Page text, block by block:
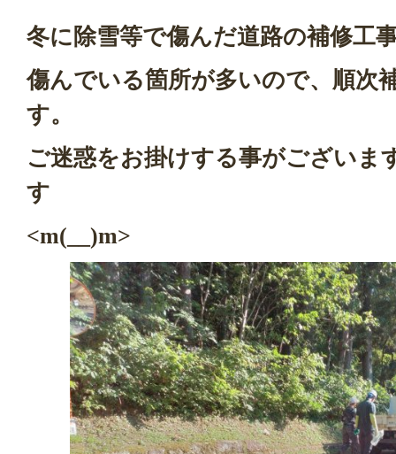
冬に除雪等で傷んだ道路の補修工
傷んでいる箇所が多いので、順次
す。
ご迷惑をお掛けする事がございま
す
<m(__)m>